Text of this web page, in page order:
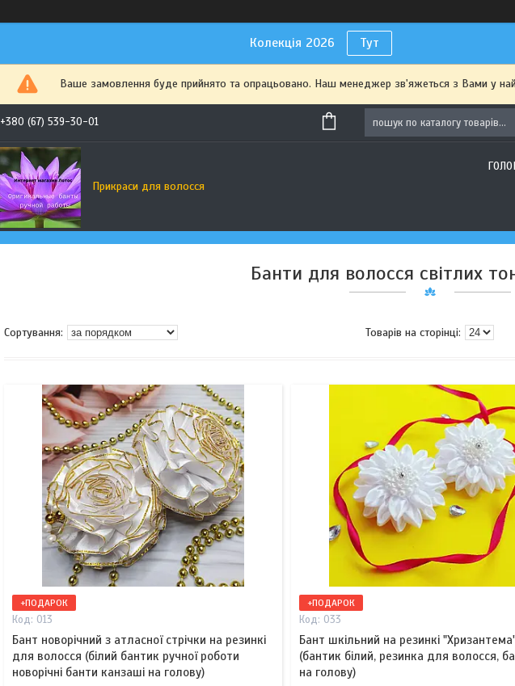
Колекція 2026 Тут
Ваше замовлення буде прийнято та опрацьовано. Наш менеджер зв'яжеться з Вами у
+380 (67) 539-30-01
Прикраси для волосся
Банти для волосся світлих
+ПОДАРОК
013
Бант новорічний з атласної стрічки на резинкі
для волосся (білий бантик ручної роботи
новорічні банти канзаші на голову)
+ПОДАРОК
033
Бант шкільний на резинкі
(бантик білий, резинка для волосся,
на голову)